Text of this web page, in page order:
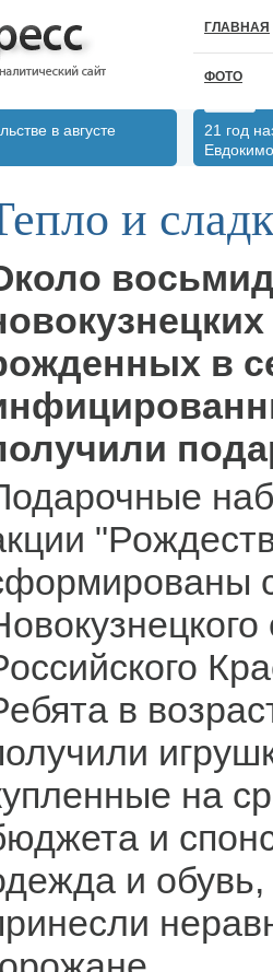
ГЛАВНАЯ
ФОТО
в августе
21 год
и
в
в
на
и
и